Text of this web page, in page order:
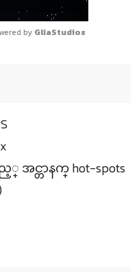
by GliaStudios
င္တာနက္ hot-spots